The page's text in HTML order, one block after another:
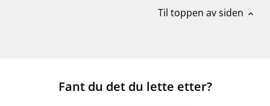
Til toppen av siden expand_less
Fant du det du lette etter?